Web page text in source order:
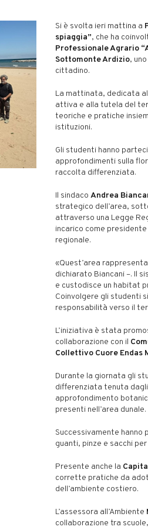
Si è svolta ieri mattina a
spiaggia”, che ha
Professionale Agrario
Sottomonte Ardizio,
cittadino.
La mattinata, dedicata
attiva e alla tutela del
teoriche e pratiche
istituzioni.
Gli studenti hanno
approfondimenti sulla
raccolta differenziata.
Il sindaco Andrea
strategico dell’area,
attraverso una Legge
incarico come
regionale.
«Quest’area
dichiarato Biancani –. Il
e custodisce un habitat
Coinvolgere gli studenti
responsabilità verso il
L’iniziativa è stata
collaborazione con il
Collettivo Cuore Endas
Durante la giornata gli
differenziata tenuta
approfondimento
presenti nell’area dunale.
Successivamente
guanti, pinze e sacchi
Presente anche la
corrette pratiche da
dell’ambiente costiero.
L’assessora all’Ambiente
collaborazione tra